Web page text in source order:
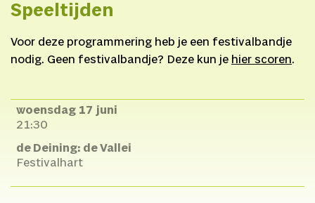
Speeltijden
Voor deze programmering heb je een festivalbandje
nodig. Geen festivalbandje? Deze kun je hier scoren.
woensdag 17 juni
21:30
de Deining: de Vallei
Festivalhart